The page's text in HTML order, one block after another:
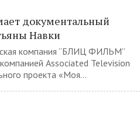
документальный
Навки
компания “БЛИЦ ФИЛЬМ”
Associated Television
проекта «Моя...